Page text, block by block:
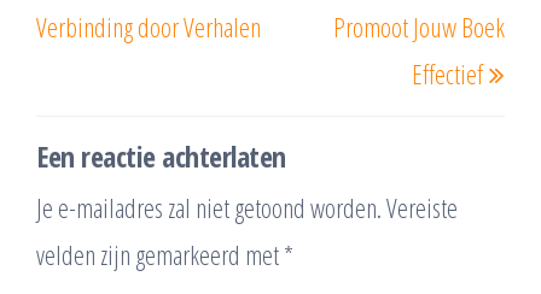
Verbinding door Verhalen
Promoot Jouw Boek
Effectief
Een reactie achterlaten
Je e-mailadres zal niet getoond worden.Vereiste
velden zijn gemarkeerd met*